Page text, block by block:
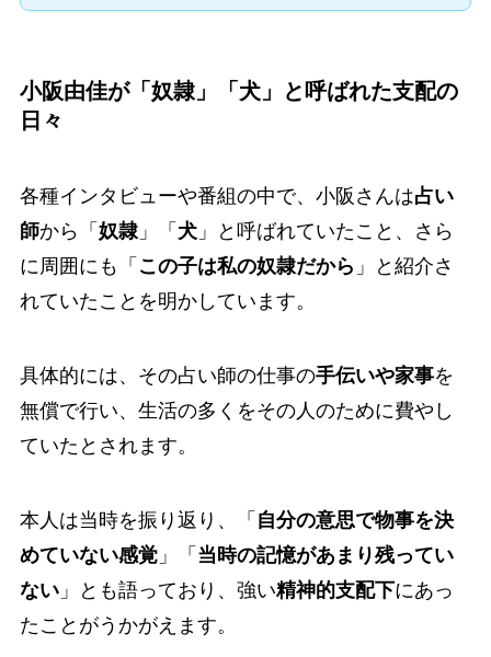
小阪由佳が「奴隷」「犬」と呼ばれた支配の
日々
各種インタビューや番組の中で、小阪さんは占い
師から「 奴隷」「 犬」と呼ばれていたこと、さら
に周囲にも「 この子は私の奴隷だから 」と紹介さ
れていたことを明かしています。
具体的には、その占い師の仕事の手伝いや家事を
無償で行い、生活の多くをその人のために費やし
ていたとされます。
本人は当時を振り返り、「 自分の意思で物事を決
めていない感覚」「 当時の記憶があまり残ってい
ない」とも語っており、強い精神的支配下にあっ
たことがうかがえます。